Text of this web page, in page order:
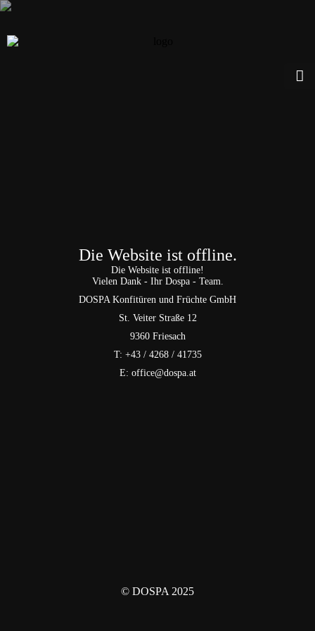
Die Website ist offline.
Die Website ist offline!
Vielen Dank - Ihr Dospa - Team.
DOSPA Konfitüren und Früchte GmbH
St. Veiter Straße 12
9360 Friesach
T: +43 / 4268 / 41735
E: office@dospa.at
© DOSPA 2025